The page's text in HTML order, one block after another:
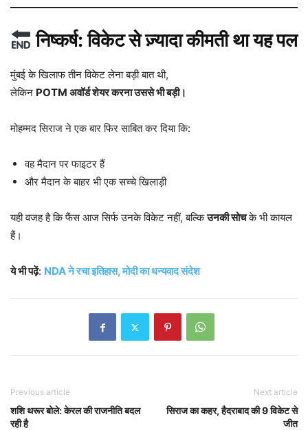
निष्कर्ष: विकेट से ज़्यादा कीमती था यह पल
मुंबई के खिलाफ तीन विकेट लेना बड़ी बात थी,
लेकिन POTM अवॉर्ड शेयर करना उससे भी बड़ी।
मोहम्मद सिराज ने एक बार फिर साबित कर दिया कि:
वह मैदान पर फाइटर हैं
और मैदान के बाहर भी एक सच्चे खिलाड़ी
यही वजह है कि फैंस आज सिर्फ उनके विकेट नहीं, बल्किउनकी सोचके भी कायल
हैं।
ये भी पढ़ें: NDA ने रचा इतिहास, मोदी का धन्यवाद संदेश
Previous article
शशि थरूर बोले: केरल की राजनीति बदल
रही है
Next article
सिराज का कहर, हैदराबाद की 9 विकेट से
जीत